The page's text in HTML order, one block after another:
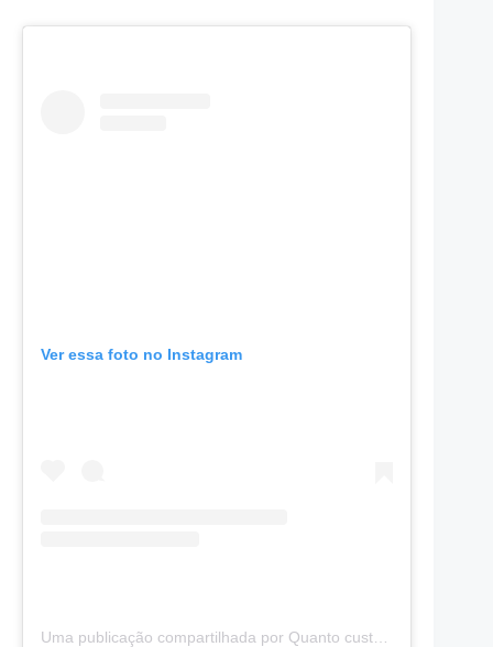
Ver essa foto no Instagram